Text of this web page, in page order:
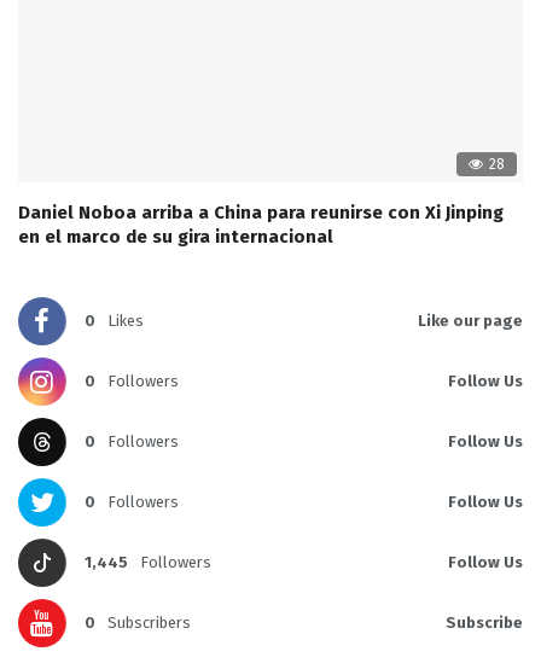
28
Daniel Noboa arriba a China para reunirse con Xi Jinping
en el marco de su gira internacional
0 Likes Like our page
0 Followers Follow Us
0 Followers Follow Us
0 Followers Follow Us
1,445 Followers Follow Us
0 Subscribers Subscribe